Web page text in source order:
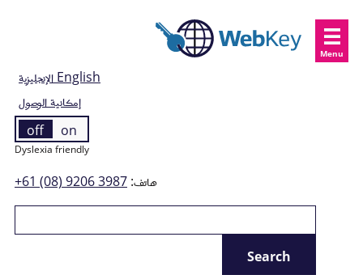
English الإنجليزية
إمكانية الوصول
on
off
Dyslexia friendly
هاتف: +61 (08) 9206 3987
Menu